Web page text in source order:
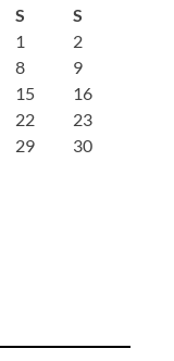
S
S
1
2
8
9
15
16
22
23
29
30